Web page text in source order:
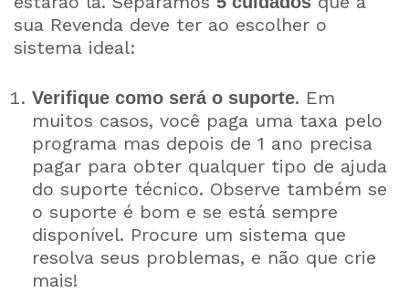
sua Revenda deve ter ao escolher o
sistema ideal:
Verifique como será o suporte. Em
muitos casos, você paga uma taxa pelo
programa mas depois de 1 ano precisa
pagar para obter qualquer tipo de ajuda
do suporte técnico. Observe também se
o suporte é bom e se está sempre
disponível. Procure um sistema que
resolva seus problemas, e não que crie
mais!